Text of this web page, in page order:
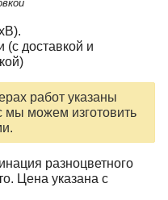
(с доставкой и
работ указаны
мы можем изготовить
разноцветного
Цена указана с